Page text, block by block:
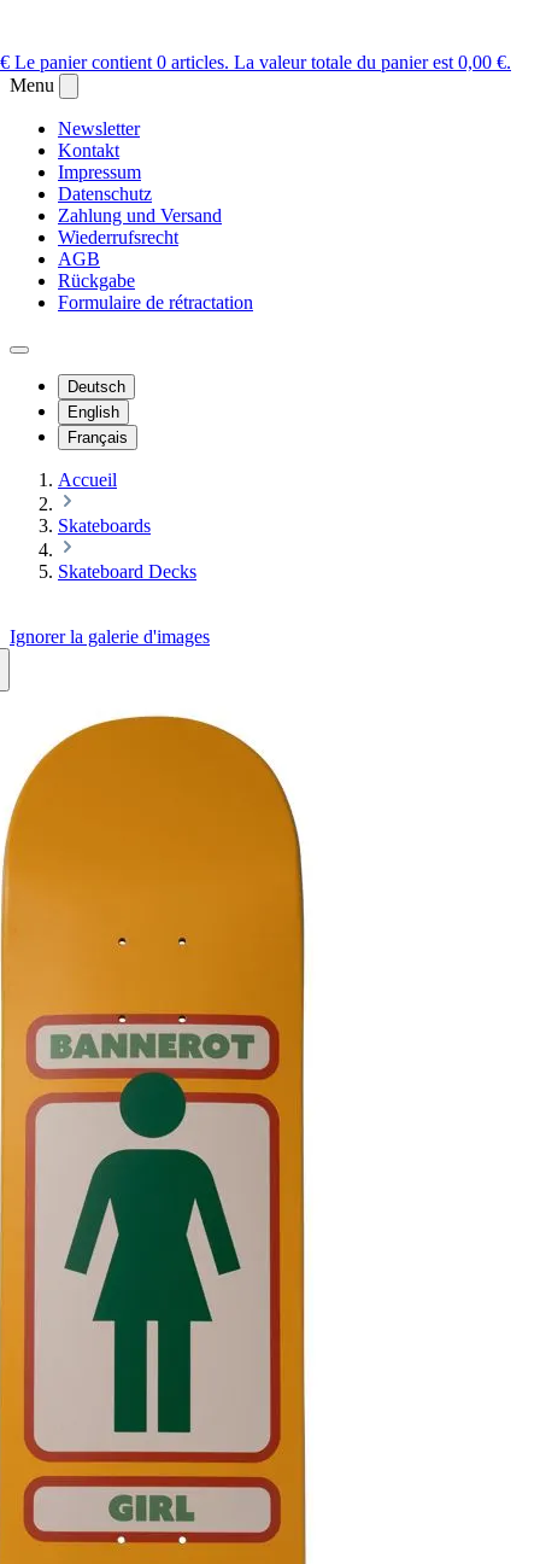
Le panier contient 0 articles. La valeur totale du panier est 0,00 €.
Menu
Newsletter
Kontakt
Impressum
Datenschutz
Zahlung und Versand
Wiederrufsrecht
AGB
Rückgabe
Formulaire de rétractation
Deutsch
English
Français
Accueil
Skateboards
Skateboard Decks
Ignorer la galerie d'images